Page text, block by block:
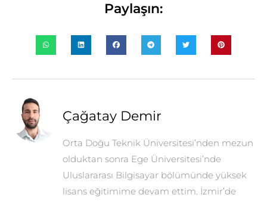
Paylaşın:
Çağatay Demir
Orta Doğu Teknik Üniversitesi’nden mezun
olduktan sonra Ege Üniversitesi’nde
Uluslararası Bilgisayar bölümünde yüksek
lisans eğitimime devam ettim. İzmir’de